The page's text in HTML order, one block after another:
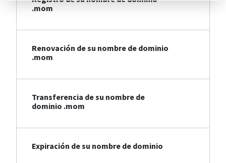
.mom
Renovación de su nombre de dominio
.mom
Transferencia de su nombre de
dominio .mom
Expiración de su nombre de dominio